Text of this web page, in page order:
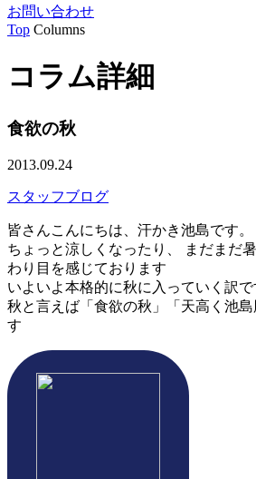
お問い合わせ
Top Columns
コラム詳細
食欲の秋
2013.09.24
スタッフブログ
皆さんこんにちは、汗かき池島です。
ちょっと涼しくなったり、 まだまだ
わり目を感じております
いよいよ本格的に秋に入っていく訳で
秋と言えば「食欲の秋」「天高く池
す